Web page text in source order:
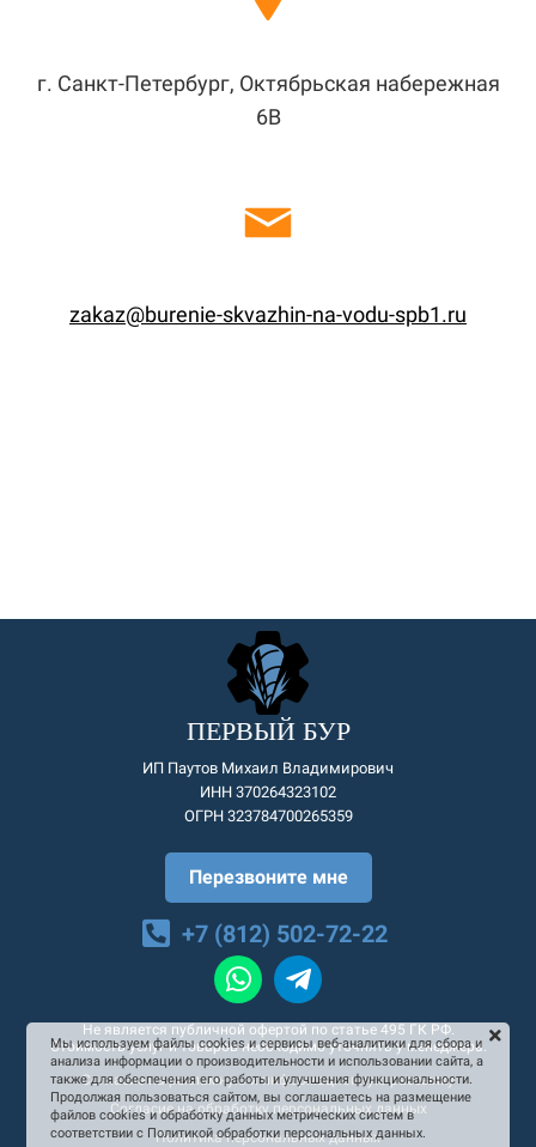
г. Санкт-Петербург, Октябрьская набережная
6В
zakaz@burenie-skvazhin-na-vodu-spb1.ru
ПЕРВЫЙ БУР
ИП Паутов Михаил Владимирович
ИНН 370264323102
ОГРН 323784700265359
Перезвоните мне
+7 (812) 502-72-22
Не является публичной офертой по статье 495 ГК РФ.
Стоимость услуг и товаров необходимо уточнять у менеджера.
Согласие на рекламную и информационную рассылку
Согласие на обработку персональных данных
Политика персональных данных
Мы используем файлы cookies и сервисы веб-аналитики для сбора и
анализа информации о производительности и использовании сайта, а
также для обеспечения его работы и улучшения функциональности.
Продолжая пользоваться сайтом, вы соглашаетесь на размещение
файлов cookies и обработку данных метрических систем в
соответствии с Политикой обработки персональных данных.